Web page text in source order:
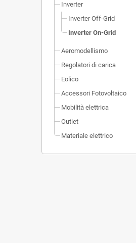
Inverter
Inverter Off-Grid
Inverter On-Grid
Aeromodellismo
Regolatori di carica
Eolico
Accessori Fotovoltaico
Mobilità elettrica
Outlet
Materiale elettrico